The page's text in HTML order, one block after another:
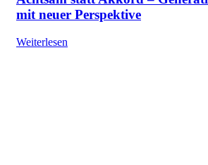
mit neuer Perspektive
Weiterlesen